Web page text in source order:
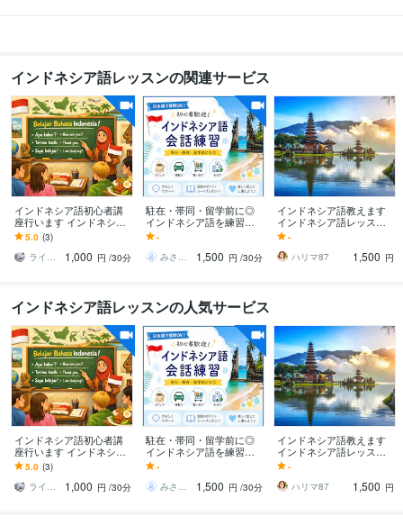
インドネシア語レッスンの関連サービス
インドネシア語初心者講
座行います インドネシア
語から現地生活のリアル
まで
5.0 (3)
ラインライン
1,000 円 /30分
駐在・帯同・留学前に◎
インドネシア語を練習し
ます 初心者歓迎｜日本語
で質問OK・30分から気軽
に会話練習
-
みさきことばサポート
1,500 円 /30分
インドネシア語教えます
インドネシア語レッス
ン、出張講師、通訳など
-
ハリマ87
1,500 円
インドネシア語レッスンの人気サービス
インドネシア語初心者講
座行います インドネシア
語から現地生活のリアル
まで
5.0 (3)
ラインライン
1,000 円 /30分
駐在・帯同・留学前に◎
インドネシア語を練習し
ます 初心者歓迎｜日本語
で質問OK・30分から気軽
に会話練習
-
みさきことばサポート
1,500 円 /30分
インドネシア語教えます
インドネシア語レッス
ン、出張講師、通訳など
-
ハリマ87
1,500 円